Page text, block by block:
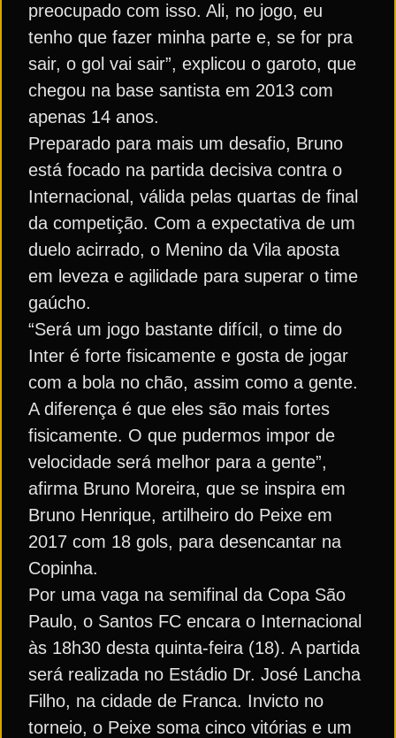
preocupado com isso. Ali, no jogo, eu
tenho que fazer minha parte e, se for pra
sair, o gol vai sair”, explicou o garoto, que
chegou na base santista em 2013 com
apenas 14 anos.
Preparado para mais um desafio, Bruno
está focado na partida decisiva contra o
Internacional, válida pelas quartas de final
da competição. Com a expectativa de um
duelo acirrado, o Menino da Vila aposta
em leveza e agilidade para superar o time
gaúcho.
“Será um jogo bastante difícil, o time do
Inter é forte fisicamente e gosta de jogar
com a bola no chão, assim como a gente.
A diferença é que eles são mais fortes
fisicamente. O que pudermos impor de
velocidade será melhor para a gente”,
afirma Bruno Moreira, que se inspira em
Bruno Henrique, artilheiro do Peixe em
2017 com 18 gols, para desencantar na
Copinha.
Por uma vaga na semifinal da Copa São
Paulo, o Santos FC encara o Internacional
às 18h30 desta quinta-feira (18). A partida
será realizada no Estádio Dr. José Lancha
Filho, na cidade de Franca. Invicto no
torneio, o Peixe soma cinco vitórias e um